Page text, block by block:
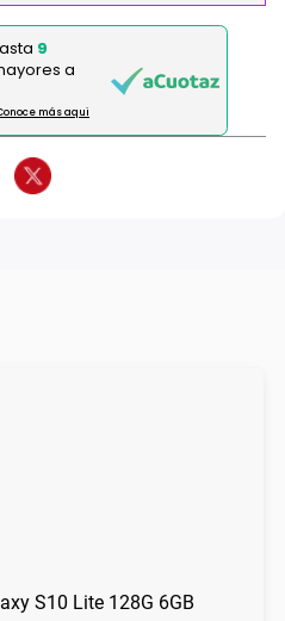
9
a
más aqui